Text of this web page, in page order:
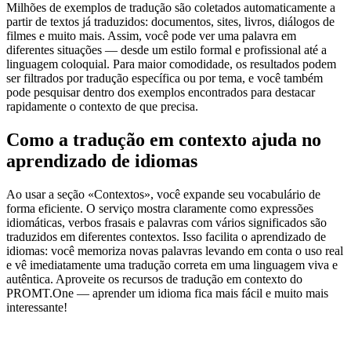
Milhões de exemplos de tradução são coletados automaticamente a
partir de textos já traduzidos: documentos, sites, livros, diálogos de
filmes e muito mais. Assim, você pode ver uma palavra em
diferentes situações — desde um estilo formal e profissional até a
linguagem coloquial. Para maior comodidade, os resultados podem
ser filtrados por tradução específica ou por tema, e você também
pode pesquisar dentro dos exemplos encontrados para destacar
rapidamente o contexto de que precisa.
Como a tradução em contexto ajuda no
aprendizado de idiomas
Ao usar a seção «Contextos», você expande seu vocabulário de
forma eficiente. O serviço mostra claramente como expressões
idiomáticas, verbos frasais e palavras com vários significados são
traduzidos em diferentes contextos. Isso facilita o aprendizado de
idiomas: você memoriza novas palavras levando em conta o uso real
e vê imediatamente uma tradução correta em uma linguagem viva e
autêntica. Aproveite os recursos de tradução em contexto do
PROMT.One — aprender um idioma fica mais fácil e muito mais
interessante!